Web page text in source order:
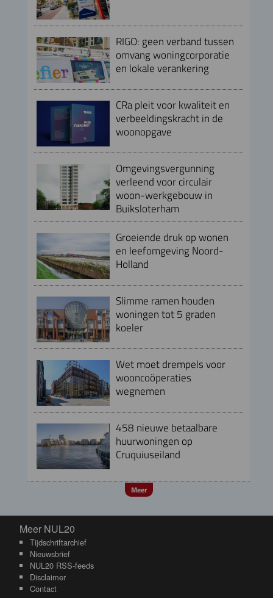
RIGO: geen verband tussen
omvang woningcorporatie
en lokale verankering
CRa pleit voor kwaliteit en
verbeeldingskracht in de
woonopgave
Omgevingsvergunning
verleend voor circulair
woon-werkgebouw in
Buiksloterham
Groeiende druk op wonen
en leefomgeving Noord-
Holland
Slimme ramen houden
woningen tot 5 graden
koeler
Wet moet drempels voor
wooncoöperaties
wegnemen
458 nieuwe betaalbare
huurwoningen op
Cruquiuseiland
Meer
Meer NUL20
Meer NUL20
Tijdschriftarchief
Nieuwsbrief
NUL20 RSS-feeds
Disclaimer
Contact